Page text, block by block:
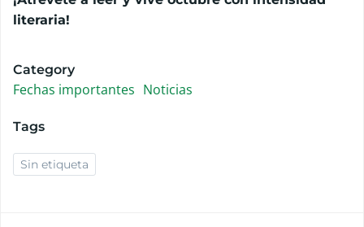
literaria!
Category
Fechas importantes Noticias
Tags
Sin etiqueta